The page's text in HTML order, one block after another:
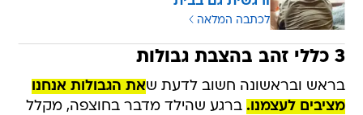
לכתבה המלאה
3 כללי זהב בהצבת גבולות
בראש ובראשונה חשוב לדעת שאת הגבולות אנחנו
מציבים לעצמנו. ברגע שהילד מדבר בחוצפה, מקלל